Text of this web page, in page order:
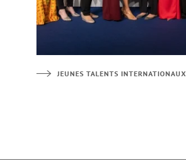
JEUNES TALENTS INTERNATIONAUX